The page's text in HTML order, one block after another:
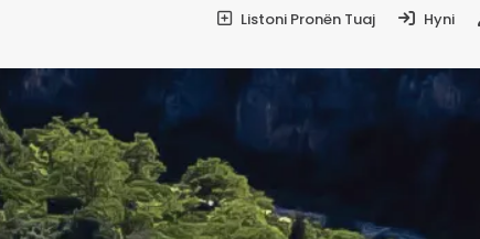
Listoni Pronën Tuaj Hyni